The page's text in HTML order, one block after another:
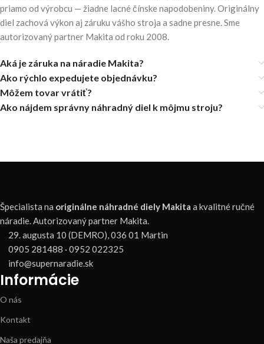
priamo od výrobcu — žiadne lacné čínske napodobeniny. Originálny
diel zachová výkon aj záruku vášho stroja a sadne presne. Sme
autorizovaný partner Makita od roku 2008.
Aká je záruka na náradie Makita?
Ako rýchlo expedujete objednávku?
Môžem tovar vrátiť?
Ako nájdem správny náhradný diel k môjmu stroju?
Špecialista na originálne náhradné diely Makita a kvalitné ručné
náradie. Autorizovaný partner Makita.
29. augusta 10 (DEMRO), 036 01 Martin
0905 281488 · 0952 022325
info@supernaradie.sk
Informácie
O nás
Kontakt
Naša predajňa